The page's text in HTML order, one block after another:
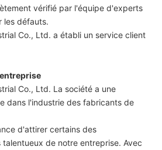
vérifié par l'équipe d'experts
les défauts.
Co., Ltd. a établi un service client
Co., Ltd. La société a une
dans l'industrie des fabricants de
d'attirer certains des
talentueux de notre entreprise. Avec